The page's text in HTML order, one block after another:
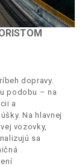
dopravy.
podobu – na
a
Na hlavnej
vozovky,
sa